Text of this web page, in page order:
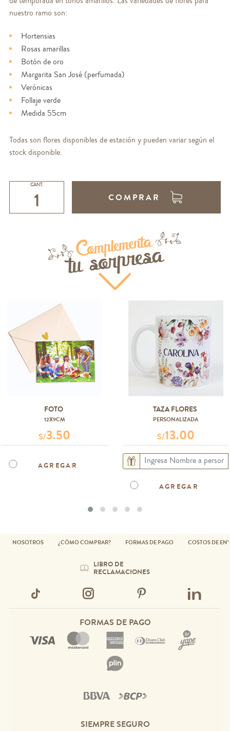
nuestro ramo son:
Hortensias
Rosas amarillas
Botón de oro
Margarita San José (perfumada)
Verónicas
Follaje verde
Medida 55cm
Todas son flores disponibles de estación y pueden variar según el
stock disponible.
CANT.
COMPRAR
Complementa
tu sorpresa
FOTO
12X9CM
S/3.50
AGREGAR
TAZA FLORES
PERSONALIZADA
S/13.00
AGREGAR
NOSOTROS ¿CÓMO COMPRAR? FORMAS DE PAGO COSTOS DE
LIBRO DE
RECLAMACIONES
FORMAS DE PAGO
SIEMPRE SEGURO